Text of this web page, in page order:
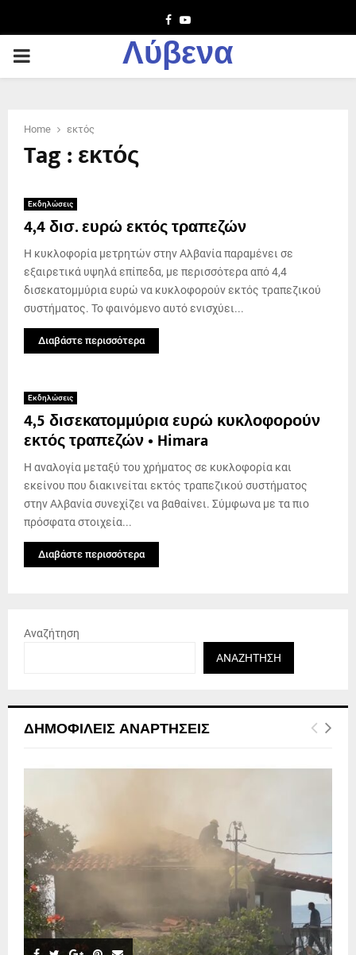
Facebook
Youtube
PRIMARY
Λύβενα
Home εκτός
Tag : εκτός
Εκδηλώσεις
4,4 δισ. ευρώ εκτός τραπεζών
Η κυκλοφορία μετρητών στην Αλβανία παραμένει σε
εξαιρετικά υψηλά επίπεδα, με περισσότερα από 4,4
δισεκατομμύρια ευρώ να κυκλοφορούν εκτός τραπεζικού
συστήματος. Το φαινόμενο αυτό ενισχύει...
Διαβάστε περισσότερα
Εκδηλώσεις
4,5 δισεκατομμύρια ευρώ κυκλοφορούν
εκτός τραπεζών • Himara
Η αναλογία μεταξύ του χρήματος σε κυκλοφορία και
εκείνου που διακινείται εκτός τραπεζικού συστήματος
στην Αλβανία συνεχίζει να βαθαίνει. Σύμφωνα με τα πιο
πρόσφατα στοιχεία...
Διαβάστε περισσότερα
Αναζήτηση
ΑΝΑΖΉΤΗΣΗ
ΔΗΜΟΦΙΛΕΊΣ ΑΝΑΡΤΉΣΕΙΣ